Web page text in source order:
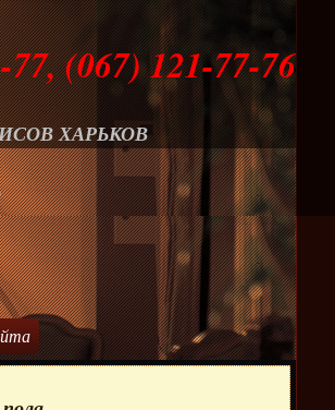
(067) 121-77-76
ХАРЬКОВ